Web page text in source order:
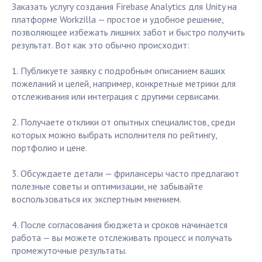
Заказать услугу создания Firebase Analytics для Unity на
платформе Workzilla — простое и удобное решение,
позволяющее избежать лишних забот и быстро получить
результат. Вот как это обычно происходит:
1. Публикуете заявку с подробным описанием ваших
пожеланий и целей, например, конкретные метрики для
отслеживания или интеграция с другими сервисами.
2. Получаете отклики от опытных специалистов, среди
которых можно выбрать исполнителя по рейтингу,
портфолио и цене.
3. Обсуждаете детали — фрилансеры часто предлагают
полезные советы и оптимизации, не забывайте
воспользоваться их экспертным мнением.
4. После согласования бюджета и сроков начинается
работа — вы можете отслеживать процесс и получать
промежуточные результаты.